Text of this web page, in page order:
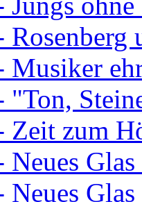
Rosenberg
Musiker
"Ton,
Zeit zum
Glas